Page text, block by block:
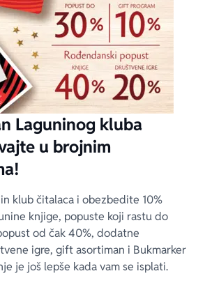
Laguninog kluba
u brojnim
klub čitalaca i obezbedite 10%
knjige, popuste koji rastu do
od čak 40%, dodatne
igre, gift asortiman i Bukmarker
je još lepše kada vam se isplati.